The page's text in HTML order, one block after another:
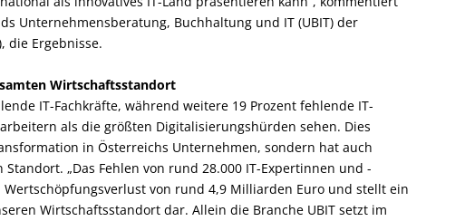
Unternehmensberatung, Buchhaltung und IT (UBIT) der
die Ergebnisse.
Wirtschaftsstandort
IT-Fachkräfte, während weitere 19 Prozent fehlende IT-
als die größten Digitalisierungshürden sehen. Dies
in Österreichs Unternehmen, sondern hat auch
„Das Fehlen von rund 28.000 IT-Expertinnen und -
von rund 4,9 Milliarden Euro und stellt ein
Wirtschaftsstandort dar. Allein die Branche UBIT setzt im